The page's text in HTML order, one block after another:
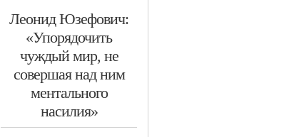
​Леонид Юзефович:
«Упорядочить
чуждый мир, не
совершая над ним
ментального
насилия»